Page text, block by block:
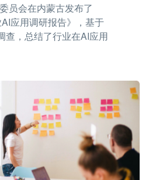
员会在内蒙古发布了
应用调研报告》，基于
查，总结了行业在AI应用